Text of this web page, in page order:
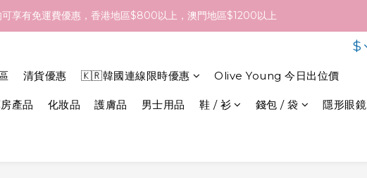
計於 26/Aug 到港，最終亦要視乎各品牌最終發貨日子及出貨速度而定。
享有免運費優惠，香港地區$800以上，澳門地區$1200以上
$
清貨優惠 🇰🇷韓國連線限時優惠 Olive Young 今日出位價
產品 化妝品 護膚品 男士用品 鞋 / 衫 錢包 / 袋 隱形眼鏡